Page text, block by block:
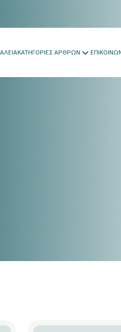
ΚΑΤΗΓΟΡΙΕΣ ΑΡΘΡΩΝ